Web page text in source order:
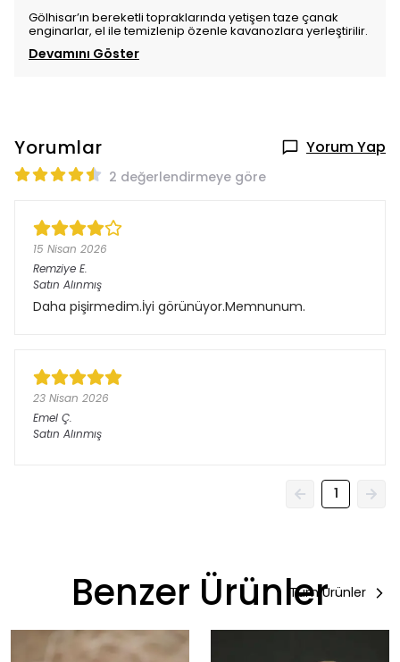
Gölhisar’ın bereketli topraklarında yetişen taze çanak
enginarlar, el ile temizlenip özenle kavanozlara yerleştirilir.
Devamını Göster
Yorumlar Yorum Yap
2 değerlendirmeye göre
15 Nisan 2026
Remziye E.
Satın Alınmış
Daha pişirmedim.İyi görünüyor.Memnunum.
23 Nisan 2026
Emel Ç.
Satın Alınmış
1
Benzer ÜrünlerTüm Ürünler